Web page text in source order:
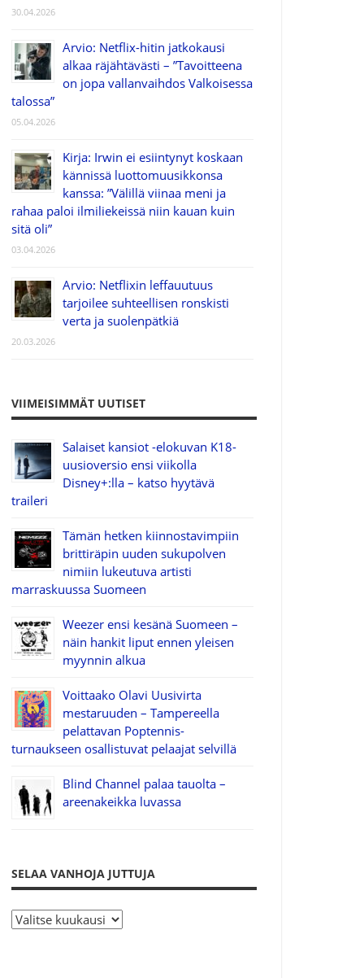
30.04.2026
Arvio: Netflix-hitin jatkokausi
alkaa räjähtävästi – ”Tavoitteena
on jopa vallanvaihdos Valkoisessa
talossa”
05.04.2026
Kirja: Irwin ei esiintynyt koskaan
kännissä luottomuusikkonsa
kanssa: ”Välillä viinaa meni ja
rahaa paloi ilmiliekeissä niin kauan kuin
sitä oli”
03.04.2026
Arvio: Netflixin leffauutuus
tarjoilee suhteellisen ronskisti
verta ja suolenpätkiä
20.03.2026
VIIMEISIMMÄT UUTISET
Salaiset kansiot -elokuvan K18-
uusioversio ensi viikolla
Disney+:lla – katso hyytävä
traileri
Tämän hetken kiinnostavimpiin
brittiräpin uuden sukupolven
nimiin lukeutuva artisti
marraskuussa Suomeen
Weezer ensi kesänä Suomeen –
näin hankit liput ennen yleisen
myynnin alkua
Voittaako Olavi Uusivirta
mestaruuden – Tampereella
pelattavan Poptennis-
turnaukseen osallistuvat pelaajat selvillä
Blind Channel palaa tauolta –
areenakeikka luvassa
SELAA VANHOJA JUTTUJA
S